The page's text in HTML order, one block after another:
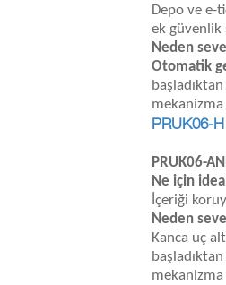
Depo ve e-
ek güvenlik
Neden
Otomatik
mekanizma
PRUK06-
PRUK06-
Ne için
İçeriği
Neden
Kanca uç
mekanizma